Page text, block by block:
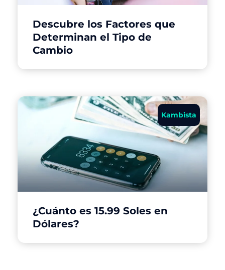
Descubre los Factores que
Determinan el Tipo de
Cambio
Kambista
¿Cuánto es 15.99 Soles en
Dólares?